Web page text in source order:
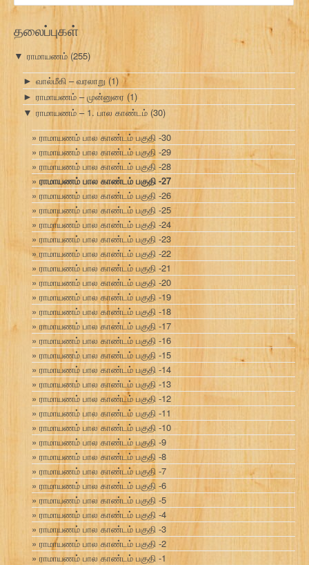
தலைப்புகள்
▼ ராமாயணம்(255)
► வால்மீகி – வரலாறு (1)
► ராமாயணம் – முன்னுரை (1)
▼ ராமாயணம் – 1. பால காண்டம் (30)
ராமாயணம் பால காண்டம் பகுதி -30
ராமாயணம் பால காண்டம் பகுதி -29
ராமாயணம் பால காண்டம் பகுதி -28
ராமாயணம் பால காண்டம் பகுதி -27
ராமாயணம் பால காண்டம் பகுதி -26
ராமாயணம் பால காண்டம் பகுதி -25
ராமாயணம் பால காண்டம் பகுதி -24
ராமாயணம் பால காண்டம் பகுதி -23
ராமாயணம் பால காண்டம் பகுதி -22
ராமாயணம் பால காண்டம் பகுதி -21
ராமாயணம் பால காண்டம் பகுதி -20
ராமாயணம் பால காண்டம் பகுதி -19
ராமாயணம் பால காண்டம் பகுதி -18
ராமாயணம் பால காண்டம் பகுதி -17
ராமாயணம் பால காண்டம் பகுதி -16
ராமாயணம் பால காண்டம் பகுதி -15
ராமாயணம் பால காண்டம் பகுதி -14
ராமாயணம் பால காண்டம் பகுதி -13
ராமாயணம் பால காண்டம் பகுதி -12
ராமாயணம் பால காண்டம் பகுதி -11
ராமாயணம் பால காண்டம் பகுதி -10
ராமாயணம் பால காண்டம் பகுதி -9
ராமாயணம் பால காண்டம் பகுதி -8
ராமாயணம் பால காண்டம் பகுதி -7
ராமாயணம் பால காண்டம் பகுதி -6
ராமாயணம் பால காண்டம் பகுதி -5
ராமாயணம் பால காண்டம் பகுதி -4
ராமாயணம் பால காண்டம் பகுதி -3
ராமாயணம் பால காண்டம் பகுதி -2
ராமாயணம் பால காண்டம் பகுதி -1